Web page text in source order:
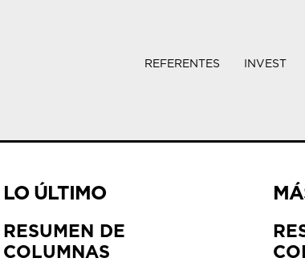
REFERENTES INVEST
LO ÚLTIMO
RESUMEN DE
COLUMNAS